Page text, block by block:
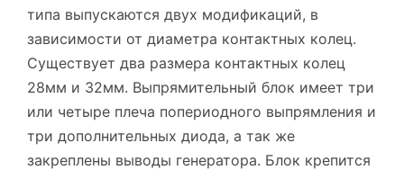
типа выпускаются двух модификаций, в
зависимости от диаметра контактных колец.
Существует два размера контактных колец
28мм и 32мм. Выпрямительный блок имеет три
или четыре плеча попериодного выпрямления и
три дополнительных диода, а так же
закреплены выводы генератора. Блок крепится